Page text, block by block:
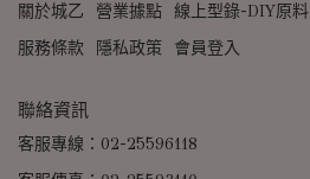
關於城乙 營業據點 線上型錄-DIY原料
服務條款
隱私政策 會員登入
聯絡資訊
客服專線：02-25596118